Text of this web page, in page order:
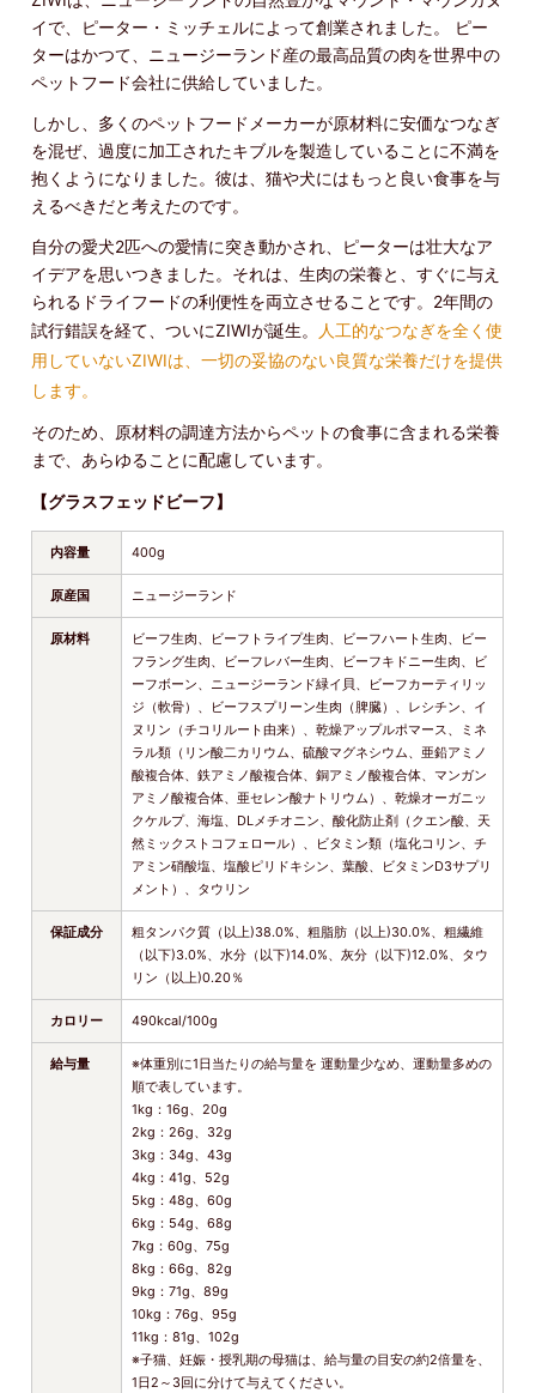
イで、ピーター・ミッチェルによって創業されました。 ピー
ターはかつて、ニュージーランド産の最高品質の肉を世界中の
ペットフード会社に供給していました。
しかし、多くのペットフードメーカーが原材料に安価なつなぎ
を混ぜ、過度に加工されたキブルを製造していることに不満を
抱くようになりました。彼は、猫や犬にはもっと良い食事を与
えるべきだと考えたのです。
自分の愛犬2匹への愛情に突き動かされ、ピーターは壮大なア
イデアを思いつきました。それは、生肉の栄養と、すぐに与え
られるドライフードの利便性を両立させることです。2年間の
試行錯誤を経て、ついにZIWIが誕生。
人工的なつなぎを全く使
用していないZIWIは、一切の妥協のない良質な栄養だけを提供
します。
そのため、原材料の調達方法からペットの食事に含まれる栄養
まで、あらゆることに配慮しています。
【グラスフェッドビーフ】
内容量 400g
原産国 ニュージーランド
原材料
ビーフ生肉、ビーフトライプ生肉、ビーフハート生肉、ビー
フラング生肉、ビーフレバー生肉、ビーフキドニー生肉、ビ
ーフボーン、ニュージーランド緑イ貝、ビーフカーティリッ
ジ（軟骨）、ビーフスプリーン生肉（脾臓）、レシチン、イ
ヌリン（チコリルート由来）、乾燥アップルポマース、ミネ
ラル類（リン酸二カリウム、硫酸マグネシウム、亜鉛アミノ
酸複合体、鉄アミノ酸複合体、銅アミノ酸複合体、マンガン
アミノ酸複合体、亜セレン酸ナトリウム）、乾燥オーガニッ
クケルプ、海塩、DLメチオニン、酸化防止剤（クエン酸、天
然ミックストコフェロール）、ビタミン類（塩化コリン、チ
アミン硝酸塩、塩酸ピリドキシン、葉酸、ビタミンD3サプリ
メント）、タウリン
保証成分
粗タンパク質（以上)38.0%、粗脂肪（以上)30.0%、粗繊維
（以下)3.0%、水分（以下)14.0%、灰分（以下)12.0%、タウ
リン（以上)0.20％
カロリー 490kcal/100g
給与量
※体重別に1日当たりの給与量を 運動量少なめ、運動量多めの
順で表しています。
1kg：16g、20g
2kg：26g、32g
3kg：34g、43g
4kg：41g、52g
5kg：48g、60g
6kg：54g、68g
7kg：60g、75g
8kg：66g、82g
9kg：71g、89g
10kg：76g、95g
11kg：81g、102g
※子猫、妊娠・授乳期の母猫は、給与量の目安の約2倍量を、
1日2～3回に分けて与えてください。